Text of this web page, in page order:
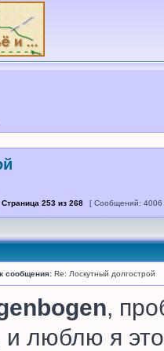
Страница 253 из 268 [ Сообщений:
сообщения: Re: Лоскутный долгострой
,
и люблю я